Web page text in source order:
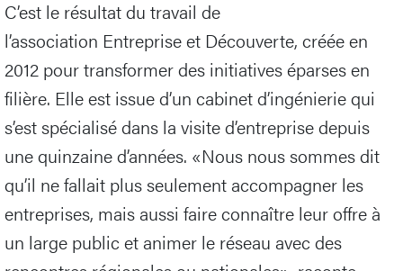
C’est le résultat du travail de
l’association Entreprise et Découverte, créée en
2012 pour transformer des initiatives éparses en
filière. Elle est issue d’un cabinet d’ingénierie qui
s’est spécialisé dans la visite d’entreprise depuis
une quinzaine d’années. «Nous nous sommes dit
qu’il ne fallait plus seulement accompagner les
entreprises, mais aussi faire connaître leur offre à
un large public et animer le réseau avec des